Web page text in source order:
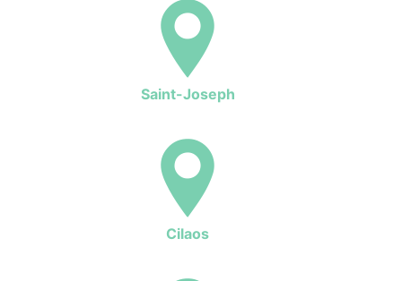
Saint-Joseph
Cilaos